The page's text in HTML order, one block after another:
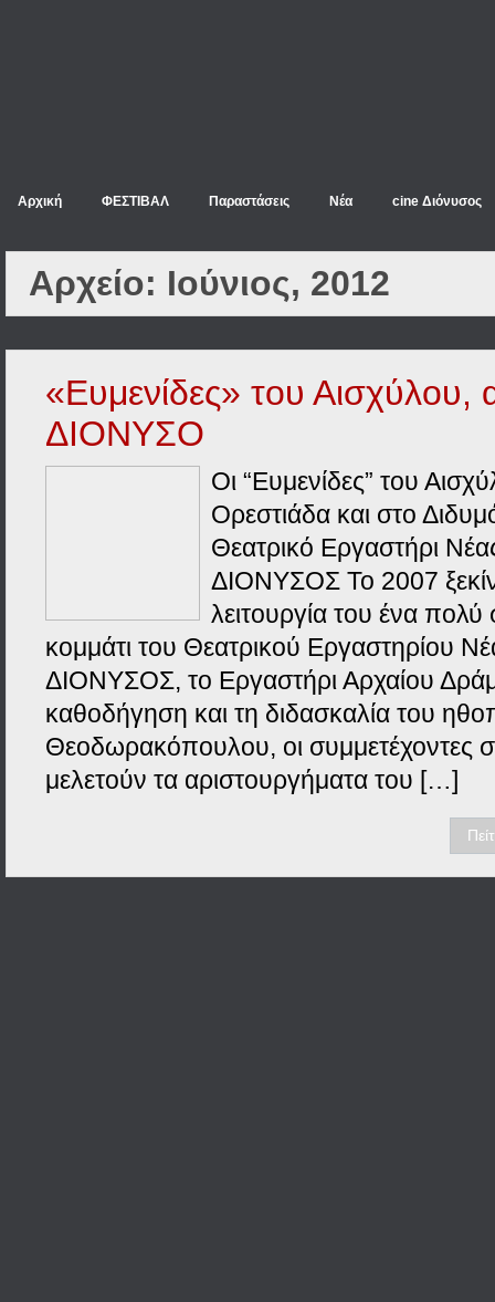
Αρχική ΦΕΣΤΙΒΑΛ Παραστάσεις Νέα cine Διόνυσος
Αρχείο: Ιούνιος, 2012
«Ευμενίδες» του Αισχύλου,
ΔΙΟΝΥΣΟ
Οι “Ευμενίδες” του
Ορεστιάδα και στο
Θεατρικό Εργαστήρι
ΔΙΟΝΥΣΟΣ Το 2007
λειτουργία του ένα πολύ
κομμάτι του Θεατρικού Εργαστηρίου
ΔΙΟΝΥΣΟΣ, το Εργαστήρι Αρχαίου
καθοδήγηση και τη διδασκαλία του
Θεοδωρακόπουλου, οι συμμετέχοντες
μελετούν τα αριστουργήματα του […]